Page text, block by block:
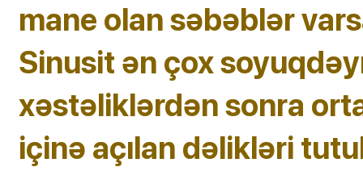
mane olan səbəblər
Sinusit ən çox
xəstəliklərdən sonra
içinə açılan dəlikləri